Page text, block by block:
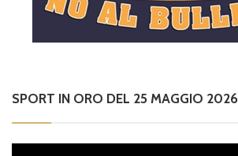
SPORT IN ORO DEL 25 MAGGIO 2026